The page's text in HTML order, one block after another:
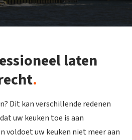
laten
.
Dit kan verschillende redenen
uw keuken toe is aan
voldoet uw keuken niet meer aan